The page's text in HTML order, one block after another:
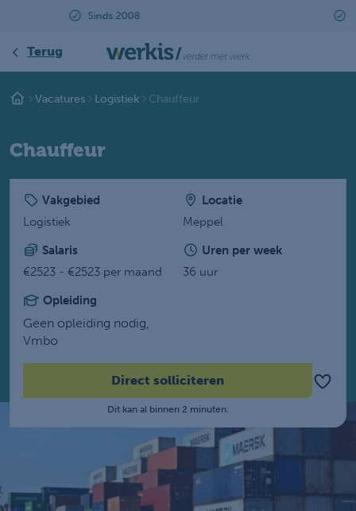
Beoordeeld met een 9.2
Terug
Vacatures Logistiek Chauffeur
Chauffeur
Vakgebied
Logistiek
Locatie
Meppel
Salaris
€2523 - €2523 per maand
Uren per week
36 uur
Opleiding
Geen opleiding nodig,
Vmbo
Direct solliciteren
Dit kan al binnen 2 minuten.